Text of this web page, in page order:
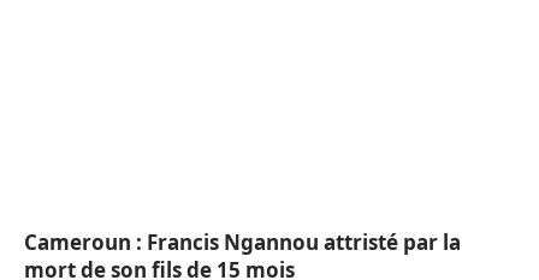
Cameroun : Francis Ngannou attristé par la
mort de son fils de 15 mois